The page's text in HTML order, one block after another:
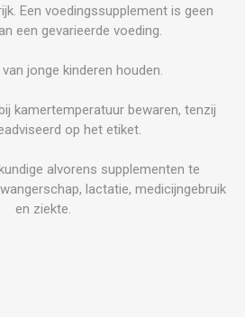
Een voedingssupplement is geen
een gevarieerde voeding.
jonge kinderen houden.
kamertemperatuur bewaren, tenzij
op het etiket.
alvorens supplementen te
lactatie, medicijngebruik
en ziekte.